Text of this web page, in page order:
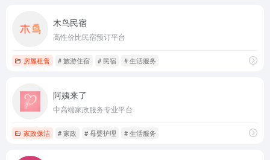
木鸟民宿
高性价比民宿预订平台
房屋租售 # 旅游住宿 # 民宿 # 生活服务
阿姨来了
中高端家政服务专业平台
家政保洁 # 家政 # 母婴护理 # 生活服务